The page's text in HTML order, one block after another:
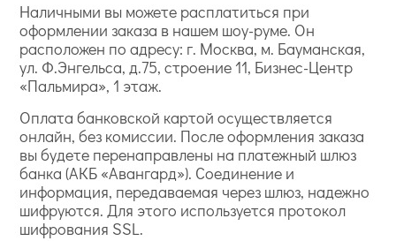
Наличными вы можете расплатиться при
оформлении заказа в нашем шоу-руме. Он
расположен по адресу: г. Москва, м. Бауманская,
ул. Ф.Энгельса, д.75, строение 11, Бизнес-Центр
«Пальмира», 1 этаж.
Оплата банковской картой осуществляется
онлайн, без комиссии. После оформления заказа
вы будете перенаправлены на платежный шлюз
банка (АКБ «Авангард»). Соединение и
информация, передаваемая через шлюз, надежно
шифруются. Для этого используется протокол
шифрования SSL.